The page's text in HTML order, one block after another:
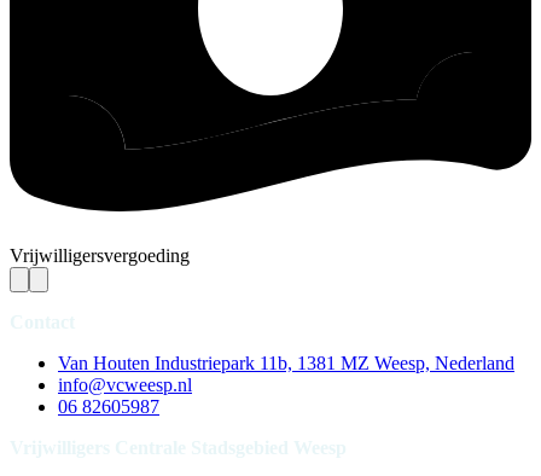
Vrijwilligersvergoeding
Van Houten Industriepark 11b, 1381 MZ Weesp, Nederland
info@vcweesp.nl
06 82605987